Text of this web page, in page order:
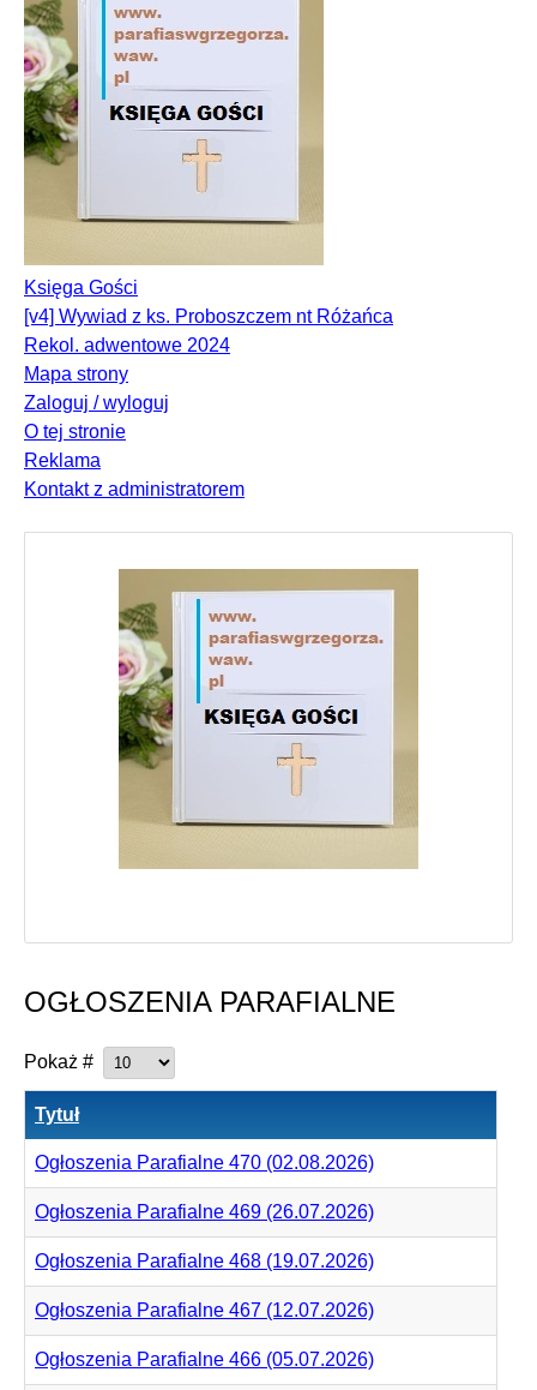
Księga Gości
[v4] Wywiad z ks. Proboszczem nt Różańca
Rekol. adwentowe 2024
Mapa strony
Zaloguj / wyloguj
O tej stronie
Reklama
Kontakt z administratorem
OGŁOSZENIA PARAFIALNE
Pokaż #
Tytuł
Ogłoszenia Parafialne 470 (02.08.2026)
Ogłoszenia Parafialne 469 (26.07.2026)
Ogłoszenia Parafialne 468 (19.07.2026)
Ogłoszenia Parafialne 467 (12.07.2026)
Ogłoszenia Parafialne 466 (05.07.2026)